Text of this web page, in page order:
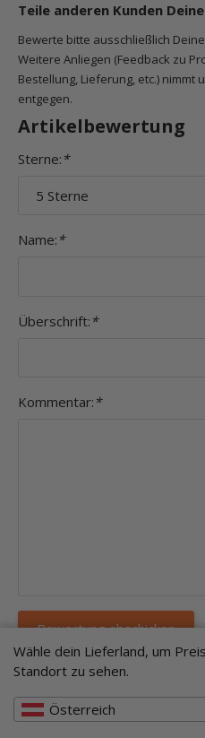
Wähle dein Lieferland, um
Standort zu sehen.
Österreich
Teile anderen Kunden
Bewerte bitte ausschließlich
Weitere Anliegen (Feedback zu
Bestellung, Lieferung, etc.) nimmt
entgegen.
Artikelbewertung
Sterne: *
Name: *
Überschrift: *
Kommentar: *
Einträge insgesamt: 1